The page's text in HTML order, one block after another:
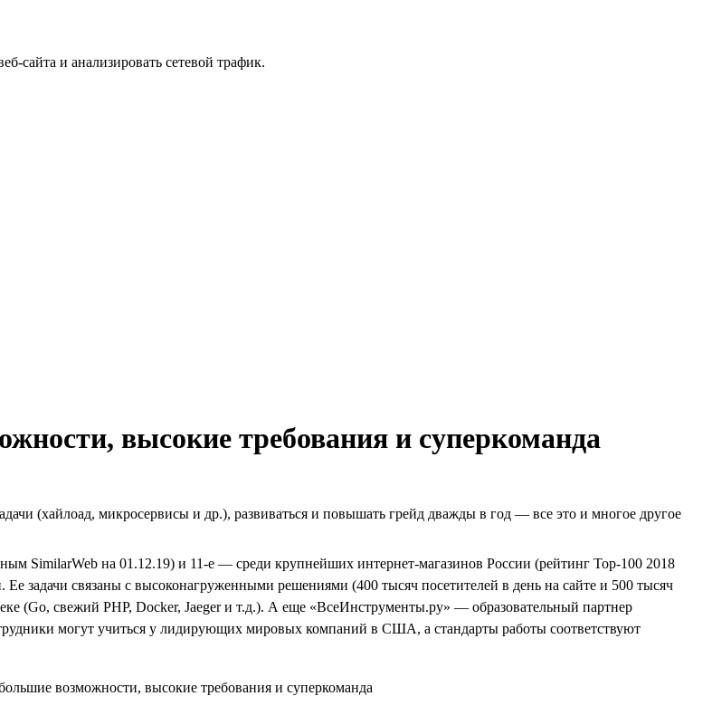
сайта и анализировать сетевой трафик.
высокие требования и суперкоманда
(хайлоад, микросервисы и др.), развиваться и повышать грейд дважды в год — все это и многое другое
SimilarWeb на 01.12.19) и 11-е — среди крупнейших интернет-магазинов России (рейтинг Top-100 2018
задачи связаны с высоконагруженными решениями (400 тысяч посетителей в день на сайте и 500 тысяч
(Go, свежий PHP, Docker, Jaeger и т.д.). А еще «ВсеИнструменты.ру» — образовательный партнер
могут учиться у лидирующих мировых компаний в США, а стандарты работы соответствуют